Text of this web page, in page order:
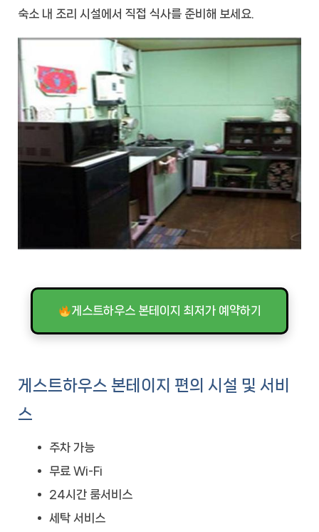
숙소 내 조리 시설에서 직접 식사를 준비해 보세요.
게스트하우스 본테이지 최저가 예약하기
게스트하우스 본테이지 편의 시설 및 서비
스
주차 가능
무료 Wi-Fi
24시간 룸서비스
세탁 서비스